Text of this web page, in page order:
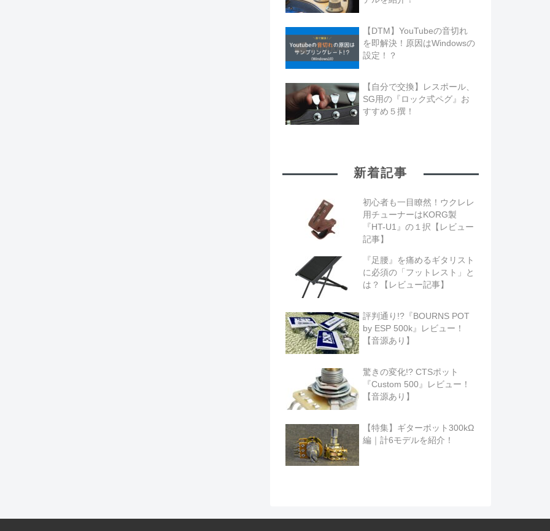
【DTM】YouTubeの音切れ
を即解決！原因はWindowsの
設定！？
【自分で交換】レスポール、
SG用の『ロック式ペグ』お
すすめ５撰！
新着記事
初心者も一目瞭然！ウクレレ
用チューナーはKORG製
『HT-U1』の１択【レビュー
記事】
『足腰』を痛めるギタリスト
に必須の「フットレスト」と
は？【レビュー記事】
評判通り!?『BOURNS POT
by ESP 500k』レビュー！
【音源あり】
驚きの変化!? CTSポット
『Custom 500』レビュー！
【音源あり】
【特集】ギターポット300kΩ
編｜計6モデルを紹介！